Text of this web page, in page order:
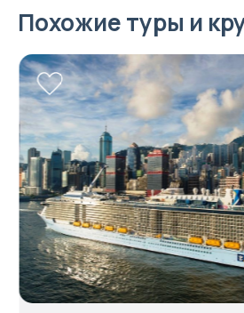
Похожие туры и